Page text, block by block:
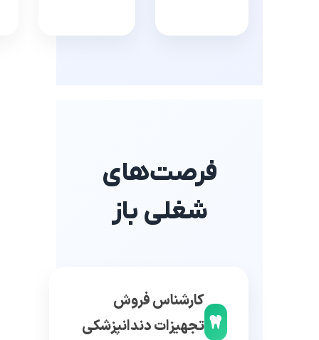
فرصت‌های
شغلی باز
کارشناس فروش
تجهیزات دندانپزشکی